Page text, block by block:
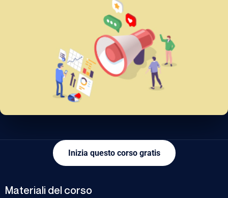
Inizia questo corso gratis
Materiali del corso